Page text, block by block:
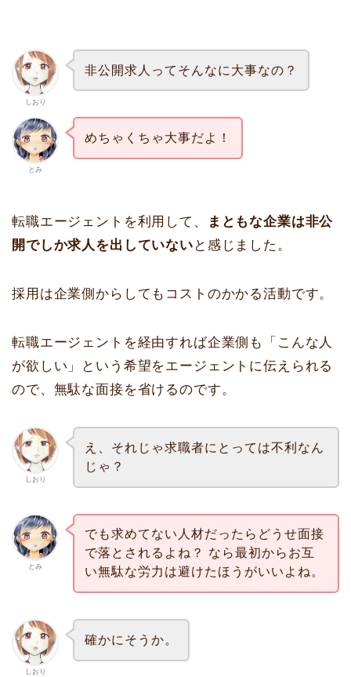
しおり
非公開求人ってそんなに大事なの？
とみ
めちゃくちゃ大事だよ！
転職エージェントを利用して、
まともな企業は非公
開でしか求人を出していない と感じました。
採用は企業側からしてもコストのかかる活動です。
転職エージェントを経由すれば企業側も「こんな人
が欲しい」という希望をエージェントに伝えられる
ので、無駄な面接を省けるのです。
しおり
え、それじゃ求職者にとっては不利なん
じゃ？
とみ
でも求めてない人材だったらどうせ面接
で落とされるよね？ なら最初からお互
い無駄な労力は避けたほうがいいよね。
しおり
確かにそうか。